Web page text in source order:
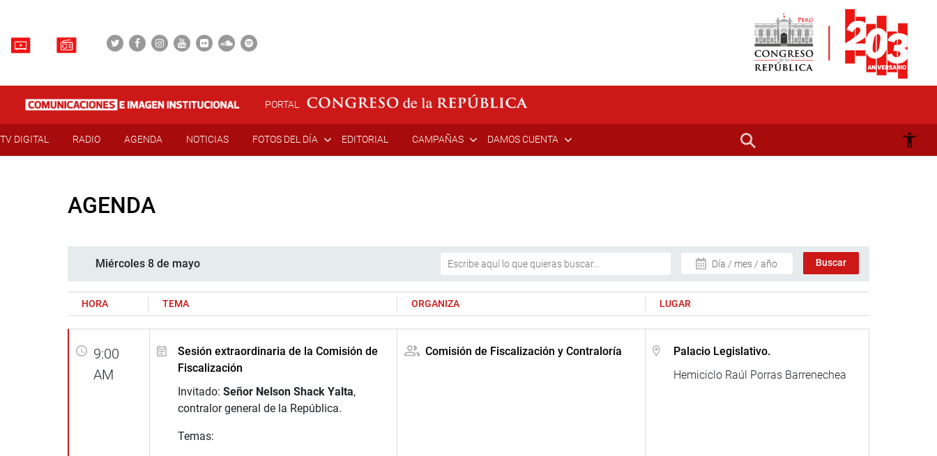
PORTAL
TV DIGITAL RADIO AGENDA NOTICIAS FOTOS DEL DÍA EDITORIAL CAMPAÑAS DAMOS CUENTA
AGENDA
Miércoles 8 de mayo Día / mes / año
HORA TEMA ORGANIZA LUGAR
9:00
AM
Sesión extraordinaria de la Comisión de
Fiscalización
Invitado: Señor Nelson Shack Yalta,
contralor general de la República.
Temas:
Comisión de Fiscalización y Contraloría
Palacio Legislativo.
Hemiciclo Raúl Porras Barrenechea